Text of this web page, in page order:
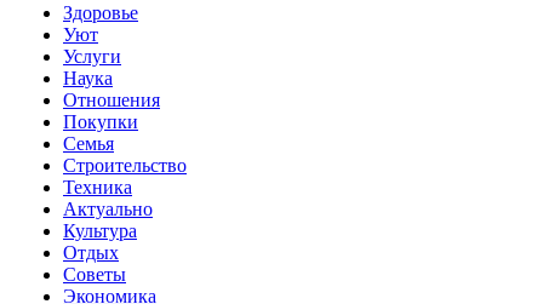
Здоровье
Уют
Услуги
Наука
Отношения
Покупки
Семья
Строительство
Техника
Актуально
Культура
Отдых
Советы
Экономика